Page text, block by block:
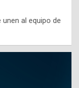
al equipo de